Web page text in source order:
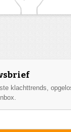
klachttrends,